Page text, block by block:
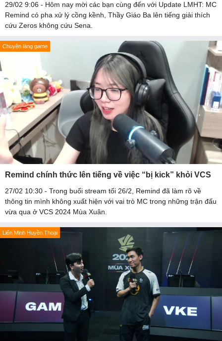
29/02 9:06 - Hôm nay mời các bạn cùng đến với Update LMHT: MC
Remind có pha xử lý cồng kềnh, Thầy Giáo Ba lên tiếng giải thích
cứu Zeros không cứu Sena.
Chuyện làng game
Remind chính thức lên tiếng về việc “bị kick” khỏi VCS
27/02 10:30 - Trong buổi stream tối 26/2, Remind đã làm rõ về
thông tin mình không xuất hiện với vai trò MC trong những trận đấu
vừa qua ở VCS 2024 Mùa Xuân.
Liên Minh Huyền Thoại